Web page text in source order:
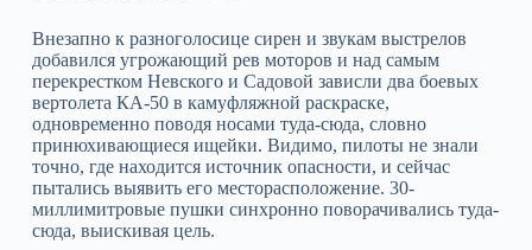
Внезапно к разноголосице сирен и звукам выстрелов
добавился угрожающий рев моторов и над самым
перекрестком Невского и Садовой зависли два боевых
вертолета КА-50 в камуфляжной раскраске,
одновременно поводя носами туда-сюда, словно
принюхивающиеся ищейки. Видимо, пилоты не знали
точно, где находится источник опасности, и сейчас
пытались выявить его месторасположение. 30-
миллимитровые пушки синхронно поворачивались туда-
сюда, выискивая цель.